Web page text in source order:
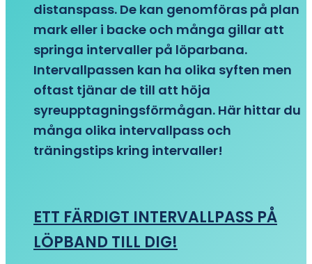
distanspass. De kan genomföras på plan
mark eller i backe och många gillar att
springa intervaller på löparbana.
Intervallpassen kan ha olika syften men
oftast tjänar de till att höja
syreupptagningsförmågan. Här hittar du
många olika intervallpass och
träningstips kring intervaller!
ETT FÄRDIGT INTERVALLPASS PÅ
LÖPBAND TILL DIG!